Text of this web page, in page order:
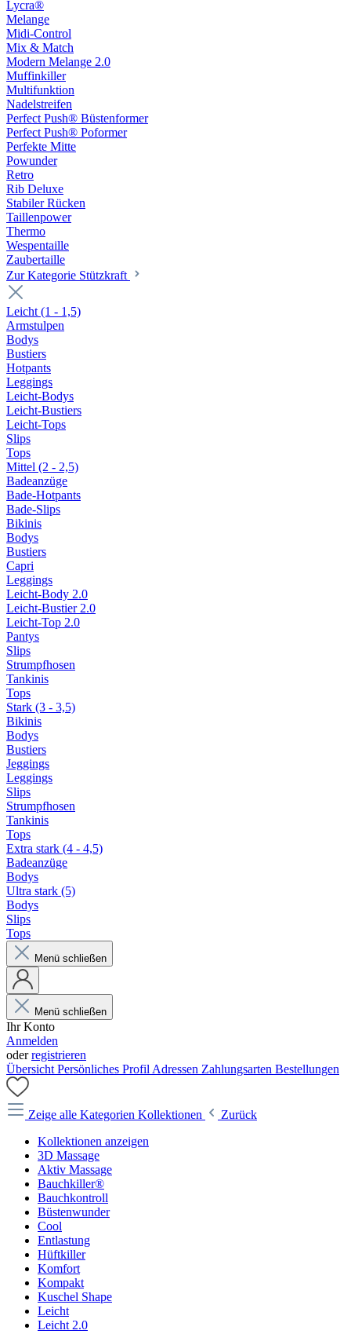
Lycra®
Melange
Midi-Control
Mix & Match
Modern Melange 2.0
Muffinkiller
Multifunktion
Nadelstreifen
Perfect Push® Büstenformer
Perfect Push® Poformer
Perfekte Mitte
Powunder
Retro
Rib Deluxe
Stabiler Rücken
Taillenpower
Thermo
Wespentaille
Zaubertaille
Zur Kategorie Stützkraft
Leicht (1 - 1,5)
Armstulpen
Bodys
Bustiers
Hotpants
Leggings
Leicht-Bodys
Leicht-Bustiers
Leicht-Tops
Slips
Tops
Mittel (2 - 2,5)
Badeanzüge
Bade-Hotpants
Bade-Slips
Bikinis
Bodys
Bustiers
Capri
Leggings
Leicht-Body 2.0
Leicht-Bustier 2.0
Leicht-Top 2.0
Pantys
Slips
Strumpfhosen
Tankinis
Tops
Stark (3 - 3,5)
Bikinis
Bodys
Bustiers
Jeggings
Leggings
Slips
Strumpfhosen
Tankinis
Tops
Extra stark (4 - 4,5)
Badeanzüge
Bodys
Ultra stark (5)
Bodys
Slips
Tops
Menü schließen
Menü schließen
Ihr Konto
Anmelden
oderregistrieren
Übersicht Persönliches Profil Adressen Zahlungsarten Bestellungen
Zeige alle Kategorien Kollektionen
Zurück
Kollektionen anzeigen
3D Massage
Aktiv Massage
Bauchkiller®
Bauchkontroll
Büstenwunder
Cool
Entlastung
Hüftkiller
Komfort
Kompakt
Kuschel Shape
Leicht
Leicht 2.0